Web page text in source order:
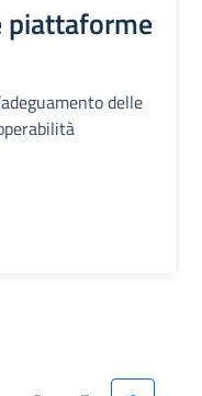
piattaforme
delle